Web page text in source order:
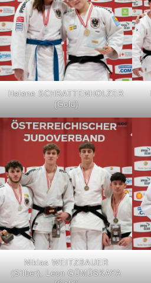
Helene SCHRATTENHOLZER
(Gold)
Niklas WEITZBAUER
(Silber), Leon GÜMÜSKAYA